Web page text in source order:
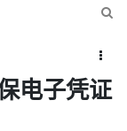
电子凭证